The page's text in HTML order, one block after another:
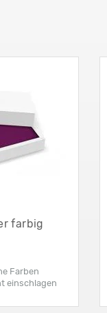
farbig
Farben
einschlagen